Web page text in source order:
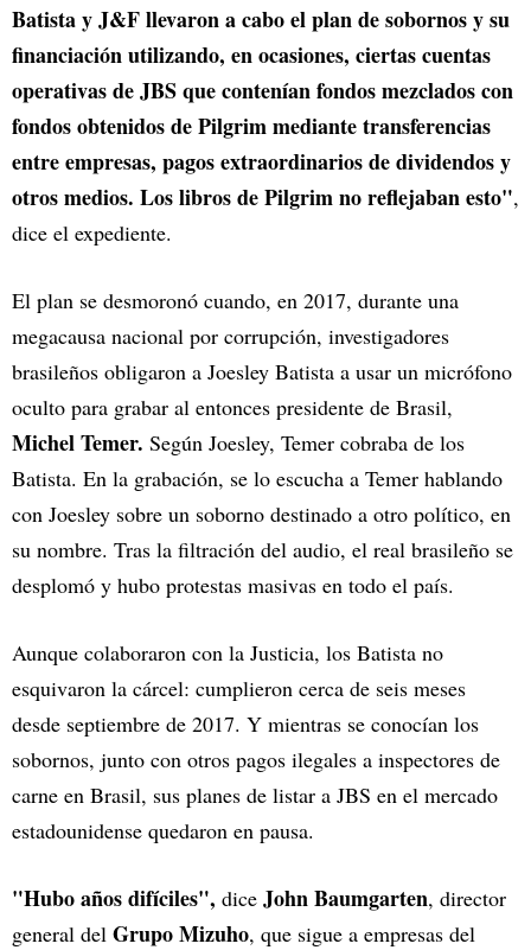
Batista y J&F llevaron a cabo el plan de sobornos y su
financiación utilizando, en ocasiones, ciertas cuentas
operativas de JBS que contenían fondos mezclados con
fondos obtenidos de Pilgrim mediante transferencias
entre empresas, pagos extraordinarios de dividendos y
otros medios. Los libros de Pilgrim no reflejaban esto",
dice el expediente.
El plan se desmoronó cuando, en 2017, durante una
megacausa nacional por corrupción, investigadores
brasileños obligaron a Joesley Batista a usar un micrófono
oculto para grabar al entonces presidente de Brasil,
Michel Temer. Según Joesley, Temer cobraba de los
Batista. En la grabación, se lo escucha a Temer hablando
con Joesley sobre un soborno destinado a otro político, en
su nombre. Tras la filtración del audio, el real brasileño se
desplomó y hubo protestas masivas en todo el país.
Aunque colaboraron con la Justicia, los Batista no
esquivaron la cárcel: cumplieron cerca de seis meses
desde septiembre de 2017. Y mientras se conocían los
sobornos, junto con otros pagos ilegales a inspectores de
carne en Brasil, sus planes de listar a JBS en el mercado
estadounidense quedaron en pausa.
"Hubo años difíciles", dice John Baumgarten, director
general del Grupo Mizuho, que sigue a empresas del